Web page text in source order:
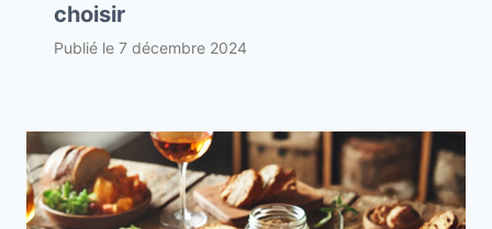
choisir
Publié le 7 décembre 2024